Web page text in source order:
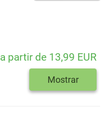
a partir de 13,99 EUR
Mostrar